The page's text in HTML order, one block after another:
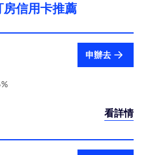
信用卡推薦
申辦去
看詳情